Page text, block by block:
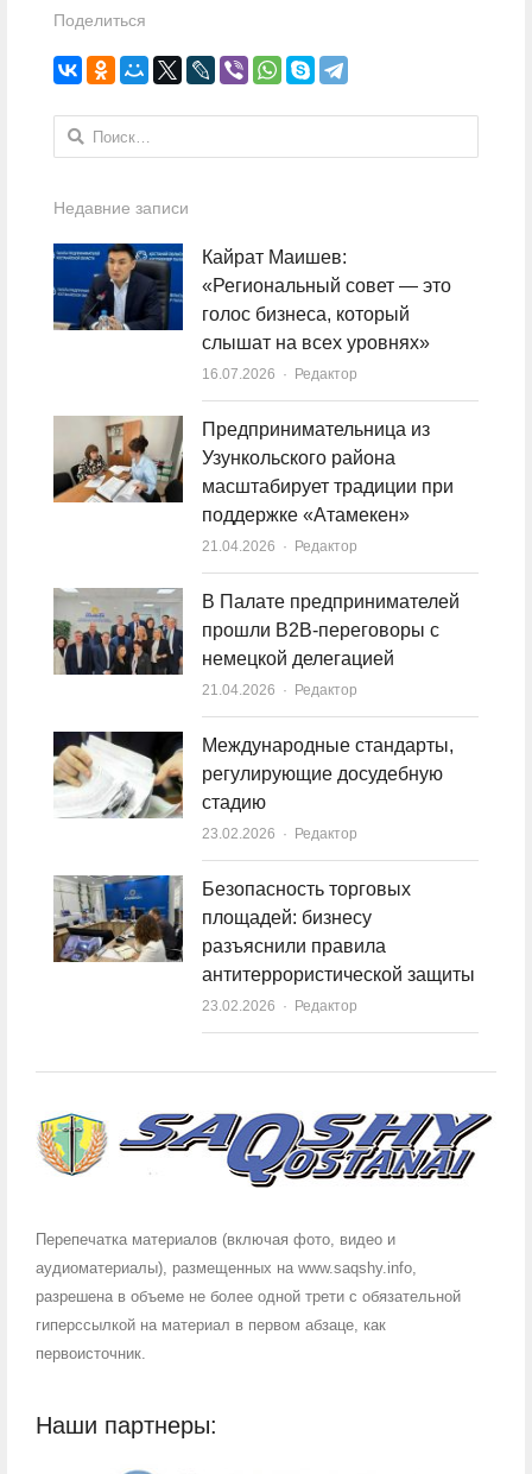
Поделиться
Найти:
Недавние записи
Кайрат Маишев:
«Региональный совет — это
голос бизнеса, который
слышат на всех уровнях»
16.07.2026 Author
Редактор
Предпринимательница из
Узункольского района
масштабирует традиции при
поддержке «Атамекен»
21.04.2026 Author
Редактор
В Палате предпринимателей
прошли B2B-переговоры с
немецкой делегацией
21.04.2026 Author
Редактор
Международные стандарты,
регулирующие досудебную
стадию
23.02.2026 Author
Редактор
Безопасность торговых
площадей: бизнесу
разъяснили правила
антитеррористической защиты
23.02.2026 Author
Редактор
Перепечатка материалов (включая фото, видео и
аудиоматериалы), размещенных на www.saqshy.info,
разрешена в объеме не более одной трети с обязательной
гиперссылкой на материал в первом абзаце, как
первоисточник.
Наши партнеры: